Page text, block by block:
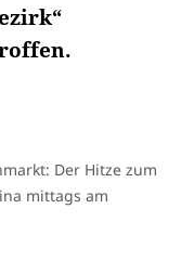
Der Hitze zum
mittags am